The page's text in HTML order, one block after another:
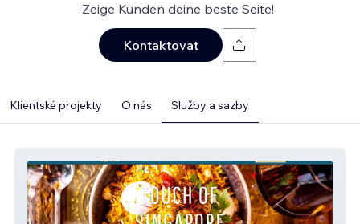
Zeige Kunden deine beste Seite!
Kontaktovat
Klientské projekty O nás Služby a sazby